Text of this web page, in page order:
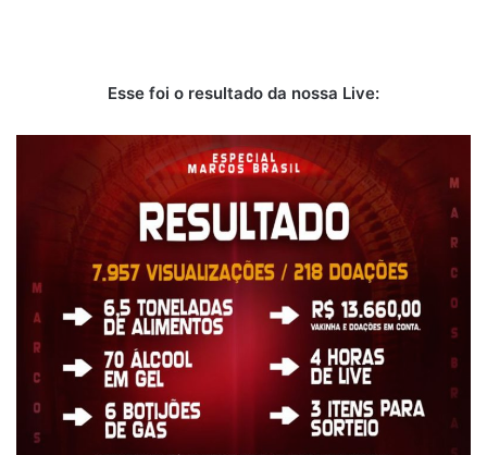
Esse foi o resultado da nossa Live: